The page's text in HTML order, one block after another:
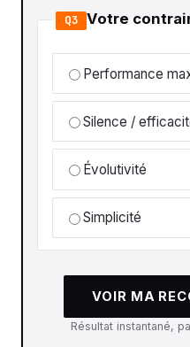
Q3 Votre
Performance
Silence /
Évolutivité
Simplicité
VOIR MA
Résultat instantané,